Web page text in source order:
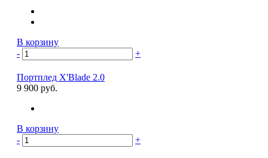
В корзину
-
+
Портплед X'Blade 2.0
9 900 руб.
В корзину
-
+